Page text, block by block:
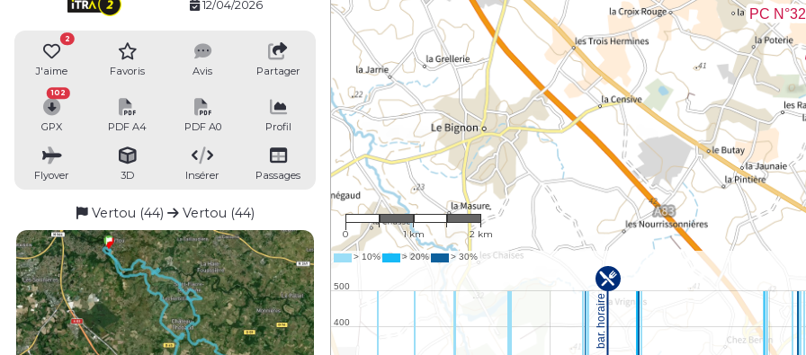
12/04/2026
J'aime
2
Favoris Avis Partager
GPX
102
PDF A4 PDF A0 Profil
Flyover 3D Insérer Passages
Vertou (44) Vertou (44) 1 : 47,301
0 1 km 2 km